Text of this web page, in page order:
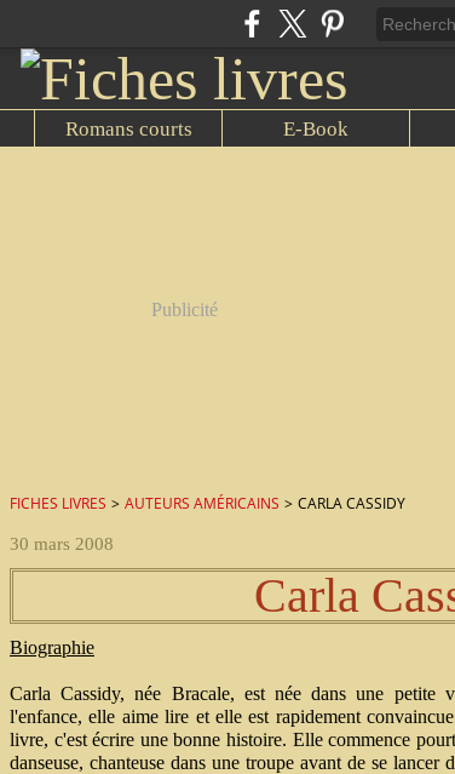
Romans courts E-Book
Publicité
FICHES LIVRES > AUTEURS AMÉRICAINS > CARLA CASSIDY
30 mars 2008
Carla
Biographie
Carla Cassidy, née Bracale, est née dans une
l'enfance, elle aime lire et elle est rapidement
livre, c'est écrire une bonne histoire. Elle commence
danseuse, chanteuse dans une troupe avant de se